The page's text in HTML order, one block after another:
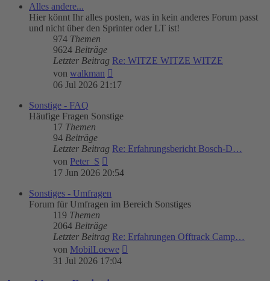
Alles andere...
Hier könnt Ihr alles posten, was in kein anderes Forum passt
und nicht über den Sprinter oder LT ist!
974 Themen
9624 Beiträge
Letzter Beitrag Re: WITZE WITZE WITZE
von walkman
Beitrag
06 Jul 2026 21:17
Sonstige - FAQ
Häufige Fragen Sonstige
17 Themen
94 Beiträge
Letzter Beitrag Re: Erfahrungsbericht Bosch-D…
von Peter_S
Beitrag
17 Jun 2026 20:54
Sonstiges - Umfragen
Forum für Umfragen im Bereich Sonstiges
119 Themen
2064 Beiträge
Letzter Beitrag Re: Erfahrungen Offtrack Camp…
von MobilLoewe
31 Jul 2026 17:04